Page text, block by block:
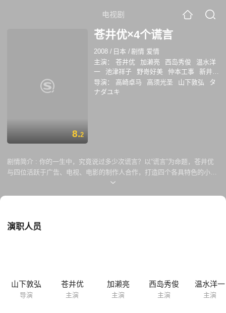
电视剧
8.2
苍井优×4个谎言
2008 / 日本 /剧情 爱情
主演：
苍井优 加濑亮 西岛秀俊
温水洋
一
池津祥子 野嵜好美 仲本工事
新井浩
文
滨田麻里 设乐统
导演： 高崎卓马 高须光圣 山下敦弘
タ
ナダユキ
剧情简介 : 你的一生中，究竟说过多少次谎言？以“谎言”为命题，苍井优
与四位活跃于广告、电视、电影的制作人合作，打造四个各具特色的小短
片，每个短片都有三个部分，共十二集。而苍井优则在里面出演四个性
里，不仅仅只是口头上的撒谎，它被拓展到更深的涵义。可能是难以置信
演职人员
山下敦弘
导演
苍井优
主演
加濑亮
主演
西岛秀俊
主演
温水洋一
主演